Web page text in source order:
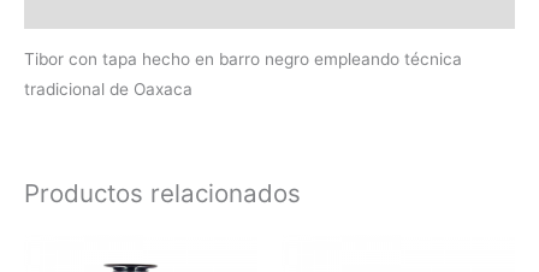
Tibor con tapa hecho en barro negro empleando técnica
tradicional de Oaxaca
Productos relacionados